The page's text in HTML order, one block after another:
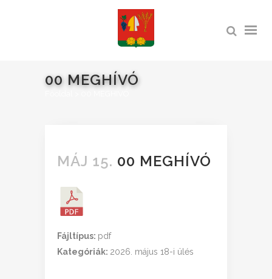
00 MEGHÍVÓ
MÁJ 15. 00 MEGHÍVÓ
Fájltípus: pdf
Kategóriák: 2026. május 18-i ülés